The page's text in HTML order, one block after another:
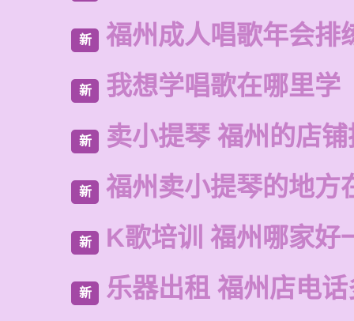
新 福州成人唱歌年会排
新 我想学唱歌在哪里学
新 卖小提琴 福州的店
新 福州卖小提琴的地方
新 K歌培训 福州哪家好
新 乐器出租 福州店电